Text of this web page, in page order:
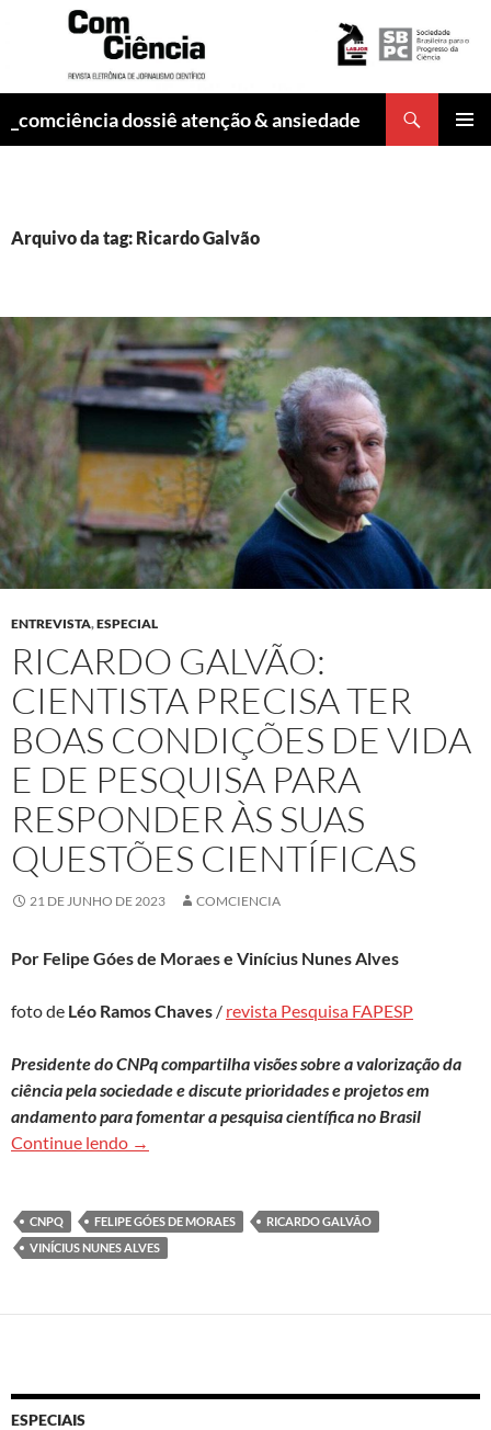
_comciência dossiê atenção & ansiedade
Arquivo da tag: Ricardo Galvão
ENTREVISTA,ESPECIAL
RICARDO GALVÃO:
CIENTISTA PRECISA TER
BOAS CONDIÇÕES DE VIDA
E DE PESQUISA PARA
RESPONDER ÀS SUAS
QUESTÕES CIENTÍFICAS
21 DE JUNHO DE 2023 COMCIENCIA
Por Felipe Góes de Moraes e Vinícius Nunes Alves
foto de Léo Ramos Chaves / revista Pesquisa FAPESP
Presidente do CNPq compartilha visões sobre a valorização da
ciência pela sociedade e discute prioridades e projetos em
andamento para fomentar a pesquisa científica no Brasil
Continue lendo Ricardo Galvão: Cientista precisa ter boas
→
CNPQ FELIPE GÓES DE MORAES
RICARDO GALVÃO
VINÍCIUS NUNES ALVES
ESPECIAIS